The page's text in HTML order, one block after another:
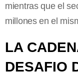
mientras que el
millones en el
LA
DESAFIO